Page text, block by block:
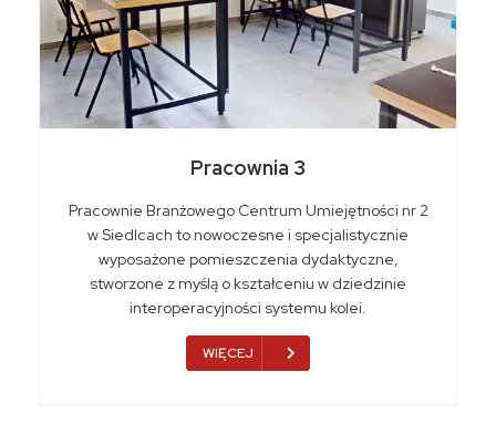
Pracownia 3
Pracownie Branżowego Centrum Umiejętności nr 2
w Siedlcach to nowoczesne i specjalistycznie
wyposażone pomieszczenia dydaktyczne,
stworzone z myślą o kształceniu w dziedzinie
interoperacyjności systemu kolei.
WIĘCEJ